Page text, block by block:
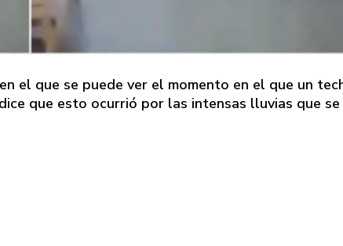
el que se puede ver el momento en el que un
que esto ocurrió por las intensas lluvias que se